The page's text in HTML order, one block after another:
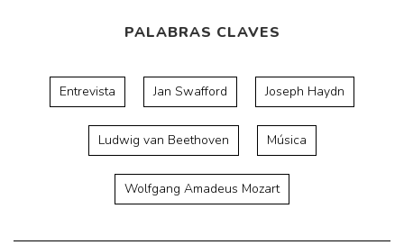
PALABRAS CLAVES
Entrevista Jan Swafford Joseph Haydn
Ludwig van Beethoven Música
Wolfgang Amadeus Mozart